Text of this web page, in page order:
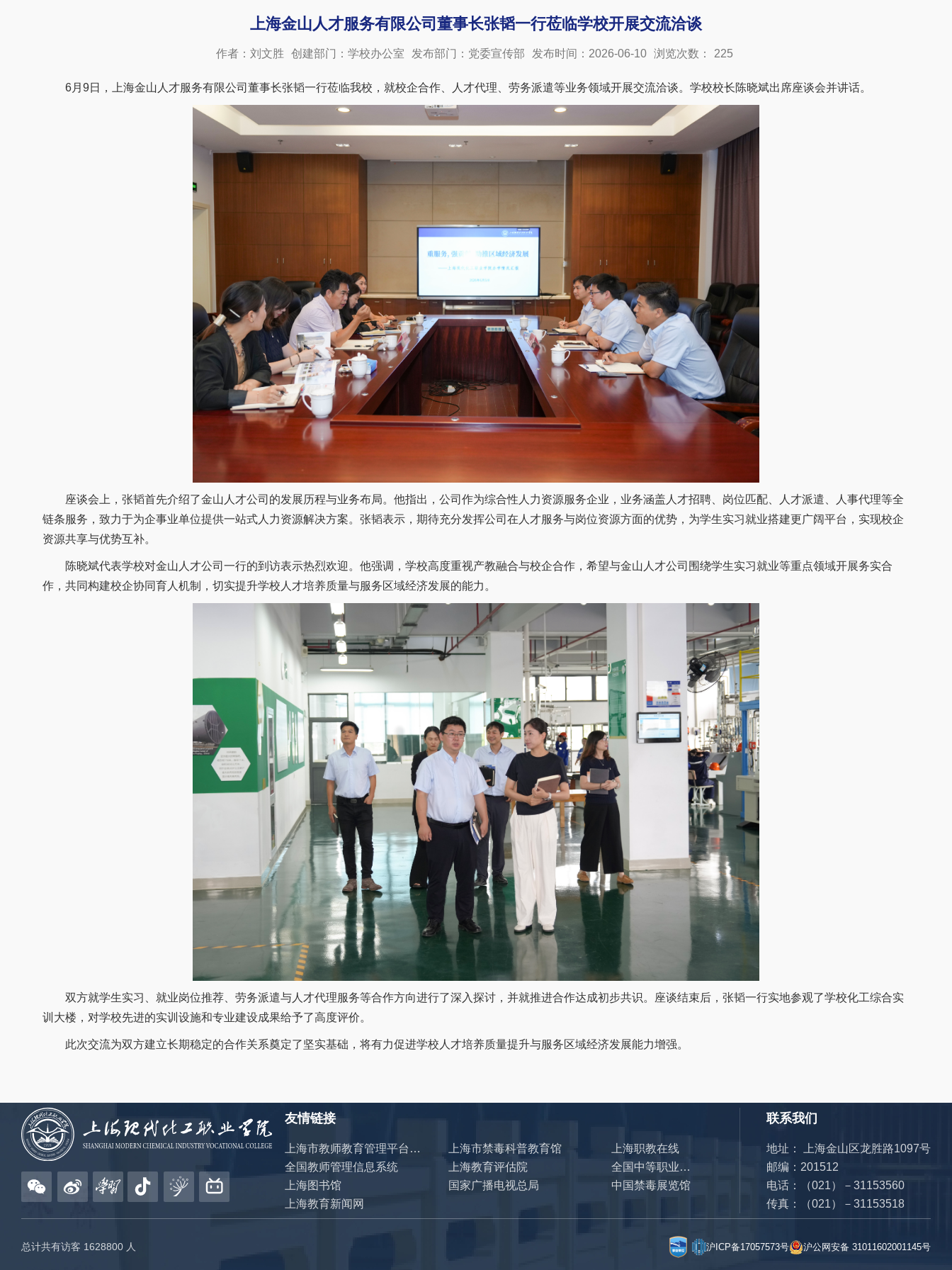
​上海金山人才服务有限公司董事长张韬一行莅临学校开展交流洽谈
作者：刘文胜 创建部门：学校办公室 发布部门：党委宣传部 发布时间：2026-06-10 浏览次数： 225
6月9日，上海金山人才服务有限公司董事长张韬一行莅临我校，就校企合作、人才代理、劳务派遣等业务领域开展交流洽谈。学校校长陈晓斌出席座谈会并讲话。
座谈会上，张韬首先介绍了金山人才公司的发展历程与业务布局。他指出，公司作为综合性人力资源服务企业，业务涵盖人才招聘、岗位匹配、人才派遣、人事代理等全
链条服务，致力于为企事业单位提供一站式人力资源解决方案。张韬表示，期待充分发挥公司在人才服务与岗位资源方面的优势，为学生实习就业搭建更广阔平台，实现校企
资源共享与优势互补。
陈晓斌代表学校对金山人才公司一行的到访表示热烈欢迎。他强调，学校高度重视产教融合与校企合作，希望与金山人才公司围绕学生实习就业等重点领域开展务实合
作，共同构建校企协同育人机制，切实提升学校人才培养质量与服务区域经济发展的能力。
双方就学生实习、就业岗位推荐、劳务派遣与人才代理服务等合作方向进行了深入探讨，并就推进合作达成初步共识。座谈结束后，张韬一行实地参观了学校化工综合实
训大楼，对学校先进的实训设施和专业建设成果给予了高度评价。
此次交流为双方建立长期稳定的合作关系奠定了坚实基础，将有力促进学校人才培养质量提升与服务区域经济发展能力增强。
友情链接
上海市教师教育管理平台（十四五） 上海市禁毒科普教育馆
上海职教在线
全国教师管理信息系统
上海教育评估院
全国中等职业学校管理信息系统
上海图书馆
国家广播电视总局
中国禁毒展览馆
上海教育新闻网
联系我们
地址： 上海金山区龙胜路1097号
邮编：201512
电话：（021）－31153560
传真：（021）－31153518
总计共有访客 1628800 人 沪ICP备17057573号 沪公网安备 31011602001145号